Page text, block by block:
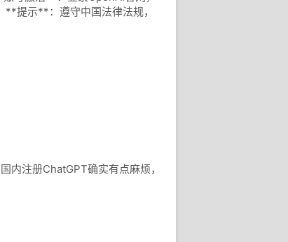
提示**：遵守中国法律法规，
内注册ChatGPT确实有点麻烦，